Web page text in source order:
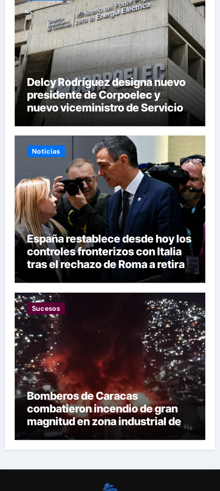
Delcy Rodríguez designa nuevo
presidente de Corpoelec y
nuevo viceministro de Servicios
Eléctricos
Noticias
España restablece desde hoy los
controles fronterizos con Italia
tras el rechazo de Roma a retirar
las restricciones
Sucesos
Bomberos de Caracas
combatieron incendio de gran
magnitud en zona industrial de El
Llanito